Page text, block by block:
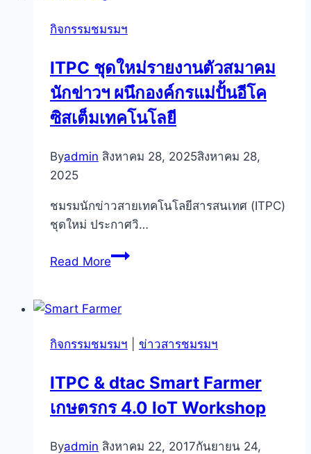
จัด
มอบ
หมาย
ภารกิจ
พร้อม
กิจกรรมชมรมฯ
ITPC ชุดใหม่รายงานตัวสมาคม
นักข่าวฯ ผนึกองค์กรแม่ปั้นอีโค
ซิสเต็มเทคโนโลยี
Byadmin สิงหาคม 28, 2025สิงหาคม 28,
2025
ชมรมนักข่าวสายเทคโนโลยีสารสนเทศ (ITPC)
ชุดใหม่ ประกาศวิ…
Read MoreITPC
รายงาน
สมาคม
ข่าวฯ
ผนึก
แม่
กิจกรรมชมรมฯ ข่าวสารชมรมฯ
ITPC & dtac Smart Farmer
เกษตรกร 4.0 IoT Workshop
Byadmin สิงหาคม 22, 2017กันยายน 24,